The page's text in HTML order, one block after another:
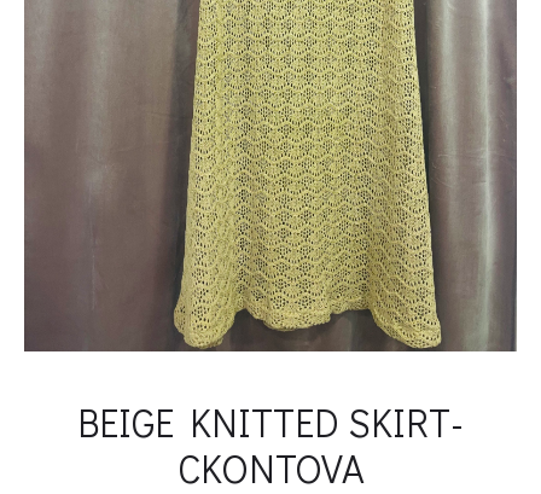
BEIGE KNITTED SKIRT-
CKONTOVA